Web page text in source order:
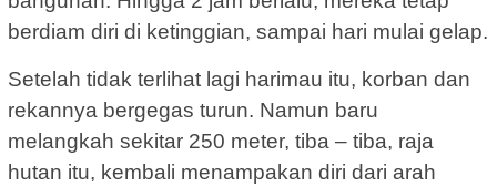
berdiam diri di ketinggian, sampai hari mulai gelap.
Setelah tidak terlihat lagi harimau itu, korban dan
rekannya bergegas turun. Namun baru
melangkah sekitar 250 meter, tiba – tiba, raja
hutan itu, kembali menampakan diri dari arah